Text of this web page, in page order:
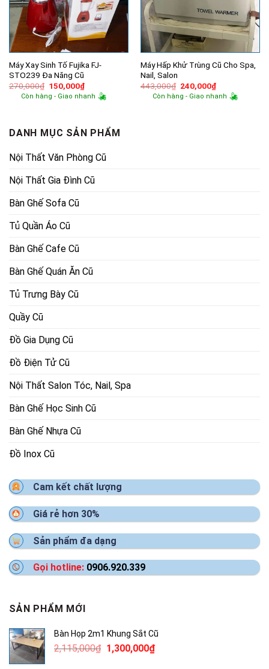
Máy Xay Sinh Tố Fujika FJ-
STO239 Đa Năng Cũ
270,000₫ Giá
gốc
là:
150,000₫Giá
hiện
tại
Còn hàng - Giao nhanh
Máy Hấp Khử Trùng Cũ Cho Spa,
Nail, Salon
443,000₫ Giá
gốc
là:
240,000₫Giá
hiện
tại
Còn hàng - Giao nhanh
DANH MỤC SẢN PHẨM
Nội Thất Văn Phòng Cũ
Nội Thất Gia Đình Cũ
Bàn Ghế Sofa Cũ
Tủ Quần Áo Cũ
Bàn Ghế Cafe Cũ
Bàn Ghế Quán Ăn Cũ
Tủ Trưng Bày Cũ
Quầy Cũ
Đồ Gia Dụng Cũ
Đồ Điện Tử Cũ
Nội Thất Salon Tóc, Nail, Spa
Bàn Ghế Học Sinh Cũ
Bàn Ghế Nhựa Cũ
Đồ Inox Cũ
Cam kết chất lượng
Giá rẻ hơn 30%
Sản phẩm đa dạng
Gọi hotline: 0906.920.339
SẢN PHẨM MỚI
Bàn Họp 2m1 Khung Sắt Cũ
2,115,000₫ Giá
1,300,000₫Giá